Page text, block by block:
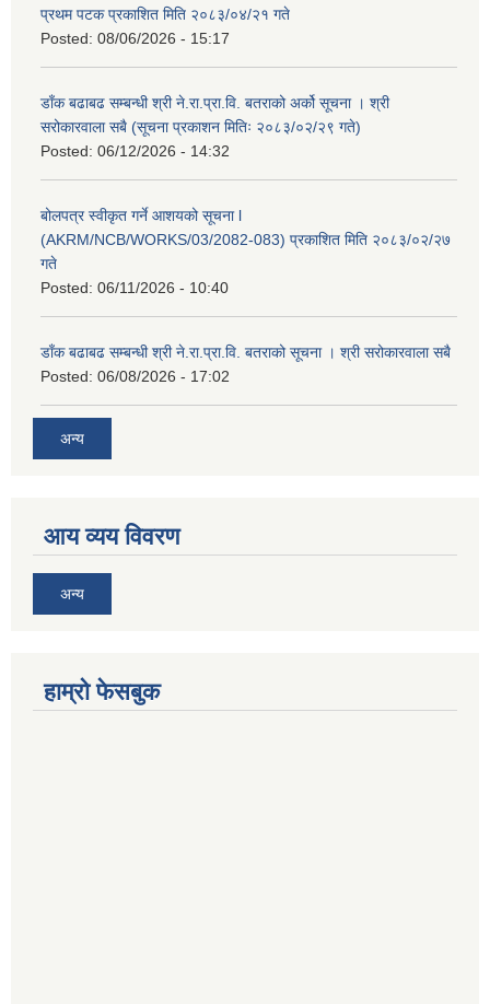
प्रथम पटक प्रकाशित मिति २०८३/०४/२१ गते
Posted: 08/06/2026 - 15:17
डाँक बढाबढ सम्बन्धी श्री ने.रा.प्रा.वि. बतराको अर्को सूचना । श्री
सरोकारवाला सबै (सूचना प्रकाशन मितिः २०८३/०२/२९ गते)
Posted: 06/12/2026 - 14:32
बोलपत्र स्वीकृत गर्ने आशयको सूचना l
(AKRM/NCB/WORKS/03/2082-083) प्रकाशित मिति २०८३/०२/२७
गते
Posted: 06/11/2026 - 10:40
डाँक बढाबढ सम्बन्धी श्री ने.रा.प्रा.वि. बतराको सूचना । श्री सरोकारवाला सबै
Posted: 06/08/2026 - 17:02
अन्य
आय व्यय विवरण
अन्य
हाम्रो फेसबुक